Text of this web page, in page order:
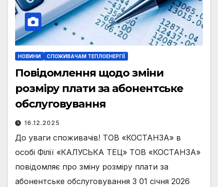
НОВИНИ СПОЖИВАЧАМ ТЕПЛОЕНЕРГІЇ
Повідомлення щодо зміни
розміру плати за абонентське
обслуговування
16.12.2025
До уваги споживачів! ТОВ «КОСТАНЗА» в
особі Філії «КАЛУСЬКА ТЕЦ» ТОВ «КОСТАНЗА»
повідомляє про зміну розміру плати за
абонентське обслуговування З 01 січня 2026